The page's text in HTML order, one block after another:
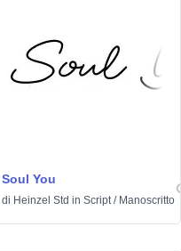
Soul You
di Heinzel Std in Script/ Manoscritto